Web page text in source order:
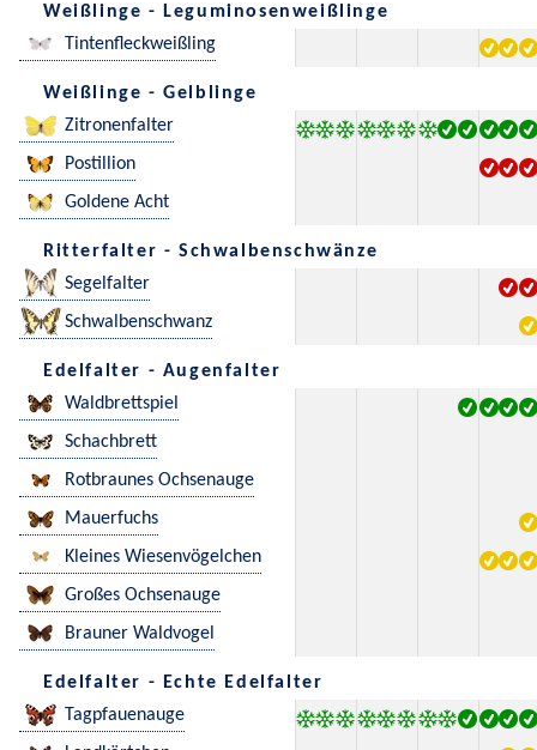
Weißlinge - Leguminosenweißlinge
Tintenfleckweißling
Weißlinge - Gelblinge
Zitronenfalter
Postillion
Goldene Acht
Ritterfalter - Schwalbenschwänze
Segelfalter
Schwalbenschwanz
Edelfalter - Augenfalter
Waldbrettspiel
Schachbrett
Rotbraunes Ochsenauge
Mauerfuchs
Kleines Wiesenvögelchen
Großes Ochsenauge
Brauner Waldvogel
Edelfalter - Echte Edelfalter
Tagpfauenauge